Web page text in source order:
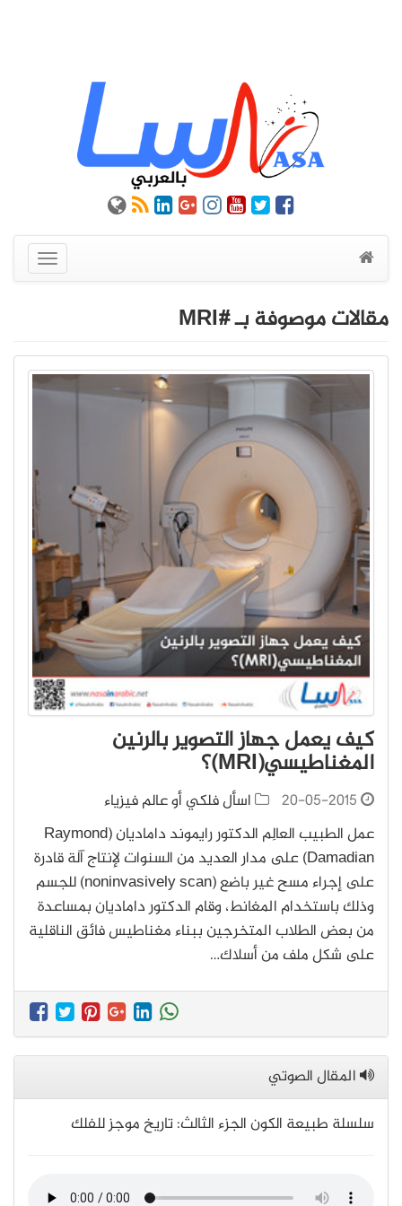
عرض
القائمة
مقالات موصوفة بـ #MRI
كيف يعمل جهاز التصوير بالرنين
المغناطيسي(MRI)؟
20-05-2015
اسأل فلكي أو عالم فيزياء
عمل الطبيب العالِم الدكتور رايموند داماديان (Raymond
Damadian) على مدار العديد من السنوات لإنتاج آلة قادرة
على إجراء مسح غير باضع (noninvasively scan) للجسم
وذلك باستخدام المغانط، وقام الدكتور داماديان بمساعدة
من بعض الطلاب المتخرجين ببناء مغناطيس فائق الناقلية
على شكل ملف من أسلاك…
المقال الصوتي
سلسلة طبيعة الكون الجزء الثالث: تاريخ موجز للفلك